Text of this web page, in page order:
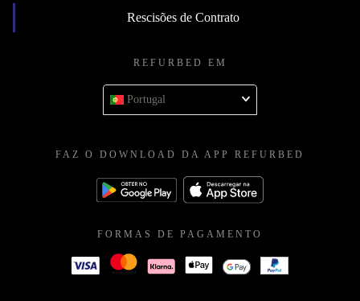
Rescisões de Contrato
REFURBED EM
Portugal
FAZ O DOWNLOAD DA APP REFURBED
FORMAS DE PAGAMENTO